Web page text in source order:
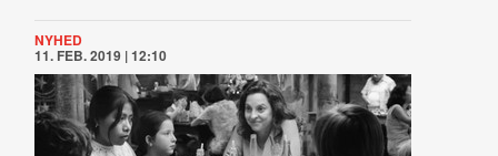
NYHED
11. FEB. 2019 | 12:10